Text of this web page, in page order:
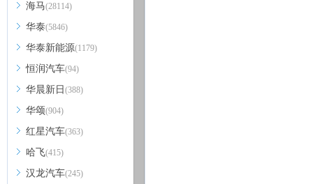
海马(28114)
华泰(5846)
华泰新能源(1179)
恒润汽车(94)
华晨新日 (388)
华颂(904)
红星汽车(363)
哈飞(415)
汉龙汽车(245)